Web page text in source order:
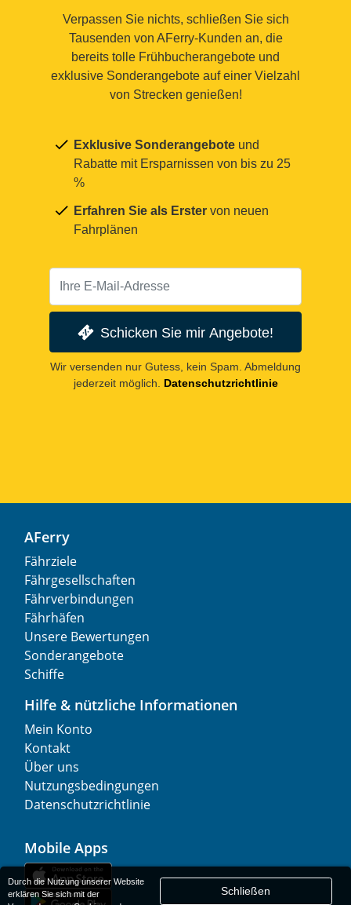
Verpassen Sie nichts, schließen Sie sich
Tausenden von AFerry-Kunden an, die
bereits tolle Frühbucherangebote und
exklusive Sonderangebote auf einer Vielzahl
von Strecken genießen!
Exklusive Sonderangebote und
Rabatte mit Ersparnissen von bis zu 25
%
Erfahren Sie als Erster von neuen
Fahrplänen
Schicken Sie mir Angebote!
Wir versenden nur Gutess, kein Spam. Abmeldung
jederzeit möglich.
Datenschutzrichtlinie
AFerry
Fährziele
Fährgesellschaften
Fährverbindungen
Fährhäfen
Unsere Bewertungen
Sonderangebote
Schiffe
Hilfe & nützliche Informationen
Mein Konto
Kontakt
Über uns
Nutzungsbedingungen
Datenschutzrichtlinie
Mobile Apps
Durch die Nutzung unserer Website
erklären Sie sich mit der
Schließen